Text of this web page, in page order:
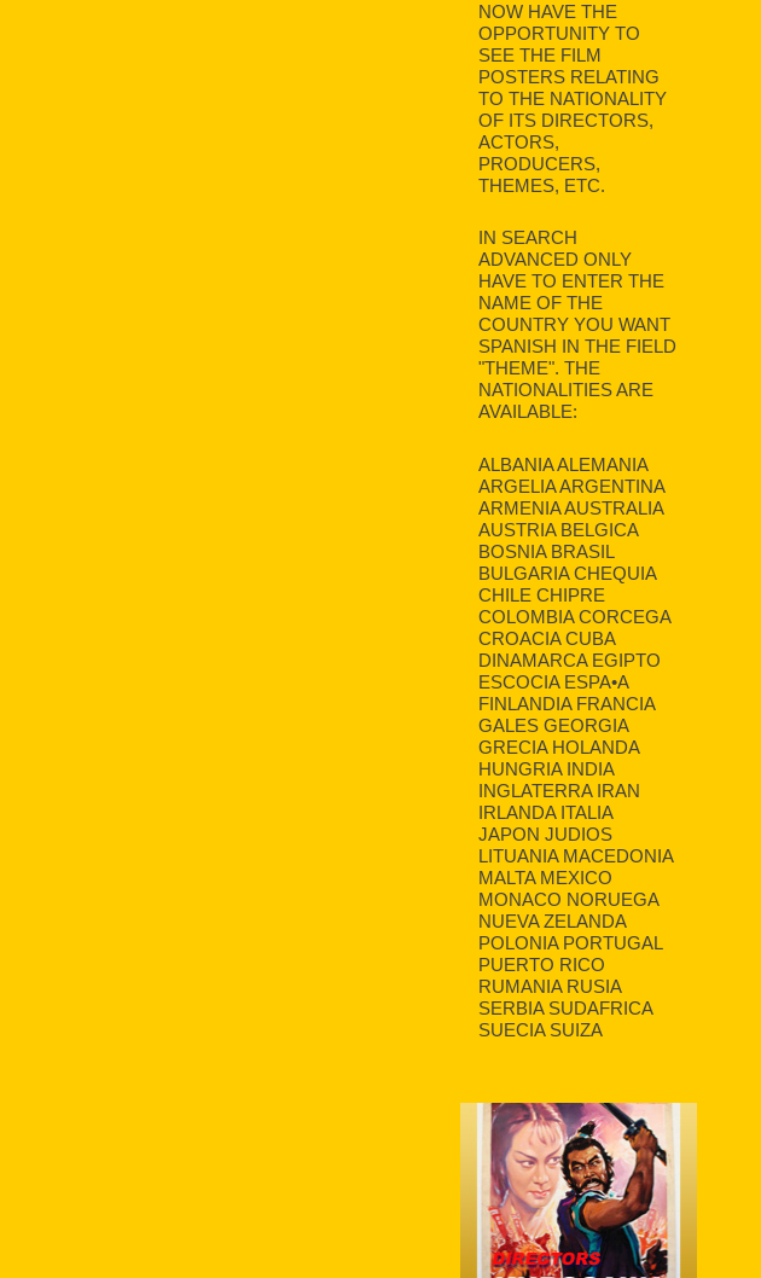
NOW HAVE THE
OPPORTUNITY TO
SEE THE FILM
POSTERS RELATING
TO THE NATIONALITY
OF ITS DIRECTORS,
ACTORS,
PRODUCERS,
THEMES, ETC.
IN SEARCH
ADVANCED ONLY
HAVE TO ENTER THE
NAME OF THE
COUNTRY YOU WANT
SPANISH IN THE FIELD
"THEME". THE
NATIONALITIES ARE
AVAILABLE:
ALBANIA ALEMANIA
ARGELIA ARGENTINA
ARMENIA AUSTRALIA
AUSTRIA BELGICA
BOSNIA BRASIL
BULGARIA CHEQUIA
CHILE CHIPRE
COLOMBIA CORCEGA
CROACIA CUBA
DINAMARCA EGIPTO
ESCOCIA ESPA•A
FINLANDIA FRANCIA
GALES GEORGIA
GRECIA HOLANDA
HUNGRIA INDIA
INGLATERRA IRAN
IRLANDA ITALIA
JAPON JUDIOS
LITUANIA MACEDONIA
MALTA MEXICO
MONACO NORUEGA
NUEVA ZELANDA
POLONIA PORTUGAL
PUERTO RICO
RUMANIA RUSIA
SERBIA SUDAFRICA
SUECIA SUIZA